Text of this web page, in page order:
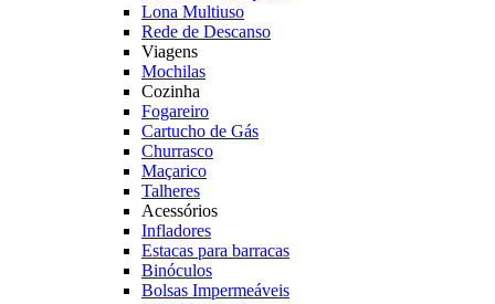
Lona Multiuso
Rede de Descanso
Viagens
Mochilas
Cozinha
Fogareiro
Cartucho de Gás
Churrasco
Maçarico
Talheres
Acessórios
Infladores
Estacas para barracas
Binóculos
Bolsas Impermeáveis